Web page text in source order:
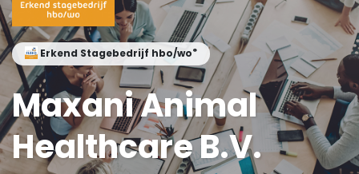
Erkend Stagebedrijf hbo/wo®
Maxani Animal
Healthcare B.V.